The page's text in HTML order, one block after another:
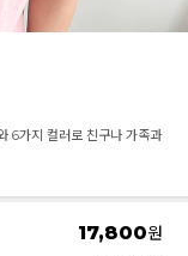
6가지 컬러로 친구나 가족과
17,800원